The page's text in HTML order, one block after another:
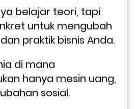
belajar teori, tapi
untuk mengubah
praktik bisnis Anda.
di mana
hanya mesin uang,
sosial.